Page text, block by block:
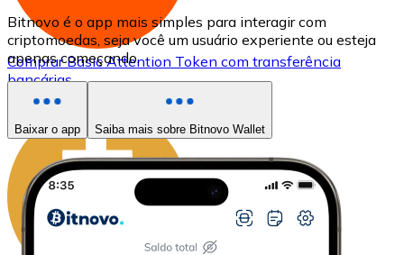
ComprarBasic Attention Token com transferência
bancárias
BAT
Bitnovo é o app mais simples para interagir com
criptomoedas, seja você um usuário experiente ou esteja
apenas começando.
Baixar o app Saiba mais sobre Bitnovo Wallet